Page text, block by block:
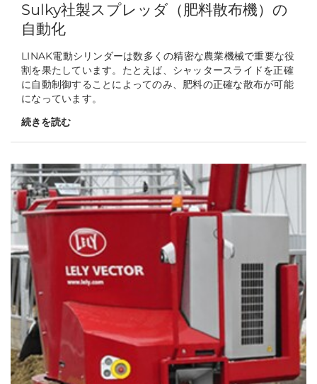
Sulky社製スプレッダ（肥料散布機）の
自動化
LINAK電動シリンダーは数多くの精密な農業機械で重要な役
割を果たしています。たとえば、シャッタースライドを正確
に自動制御することによってのみ、肥料の正確な散布が可能
になっています。
続きを読む